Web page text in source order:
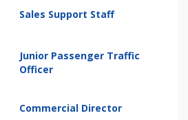
Sales Support Staff
Junior Passenger Traffic
Officer
Commercial Director